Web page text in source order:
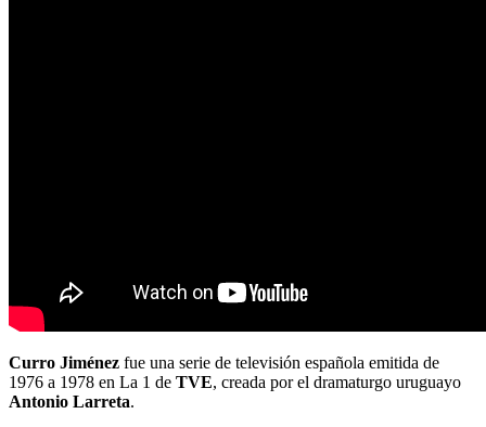
Curro Jiménez fue una serie de televisión española emitida de
1976 a 1978 en La 1 de TVE, creada por el dramaturgo uruguayo
Antonio Larreta.